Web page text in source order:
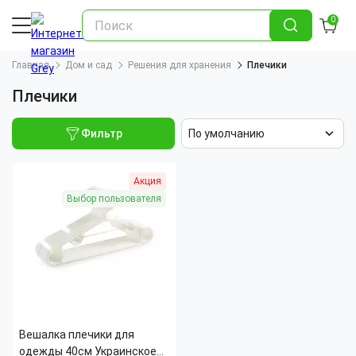
0
Главная Дом и сад Решения для хранения Плечики
Плечики
Фильтр По умолчанию
Акция
Выбор пользователя
Вешалка плечики для
одежды 40см Украинское